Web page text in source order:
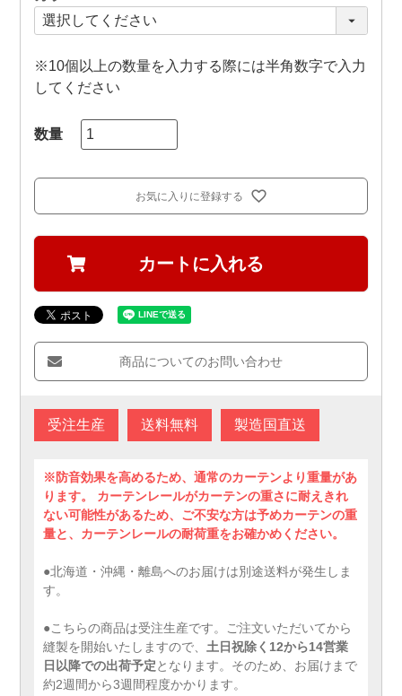
※10個以上の数量を入力する際には半角数字で入力
してください
お気に入りに登録する
カートに入れる
商品についてのお問い合わせ
受注生産 送料無料 製造国直送
※防音効果を高めるため、通常のカーテンより重量があ
ります。 カーテンレールがカーテンの重さに耐えきれ
ない可能性があるため、ご不安な方は予めカーテンの重
量と、カーテンレールの耐荷重をお確かめください。
●北海道・沖縄・離島へのお届けは別途送料が発生しま
す。
●こちらの商品は受注生産です。ご注文いただいてから
縫製を開始いたしますので、土日祝除く12から14営業
日以降での出荷予定となります。そのため、お届けまで
約2週間から3週間程度かかります。